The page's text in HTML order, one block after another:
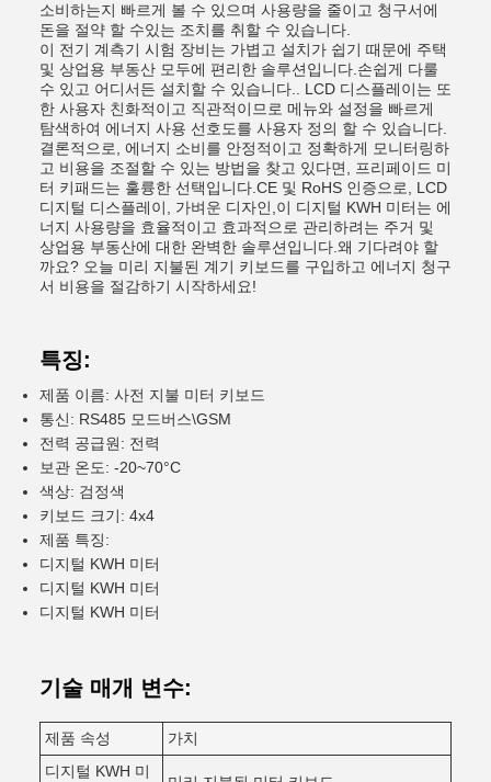
소비하는지 빠르게 볼 수 있으며 사용량을 줄이고 청구서에
돈을 절약 할 수있는 조치를 취할 수 있습니다.
이 전기 계측기 시험 장비는 가볍고 설치가 쉽기 때문에 주택
및 상업용 부동산 모두에 편리한 솔루션입니다.손쉽게 다룰
수 있고 어디서든 설치할 수 있습니다.. LCD 디스플레이는 또
한 사용자 친화적이고 직관적이므로 메뉴와 설정을 빠르게
탐색하여 에너지 사용 선호도를 사용자 정의 할 수 있습니다.
결론적으로, 에너지 소비를 안정적이고 정확하게 모니터링하
고 비용을 조절할 수 있는 방법을 찾고 있다면, 프리페이드 미
터 키패드는 훌륭한 선택입니다.CE 및 RoHS 인증으로, LCD
디지털 디스플레이, 가벼운 디자인,이 디지털 KWH 미터는 에
너지 사용량을 효율적이고 효과적으로 관리하려는 주거 및
상업용 부동산에 대한 완벽한 솔루션입니다.왜 기다려야 할
까요? 오늘 미리 지불된 계기 키보드를 구입하고 에너지 청구
서 비용을 절감하기 시작하세요!
특징:
제품 이름: 사전 지불 미터 키보드
통신: RS485 모드버스\GSM
전력 공급원: 전력
보관 온도: -20~70°C
색상: 검정색
키보드 크기: 4x4
제품 특징:
디지털 KWH 미터
디지털 KWH 미터
디지털 KWH 미터
기술 매개 변수:
제품 속성
가치
디지털 KWH 미